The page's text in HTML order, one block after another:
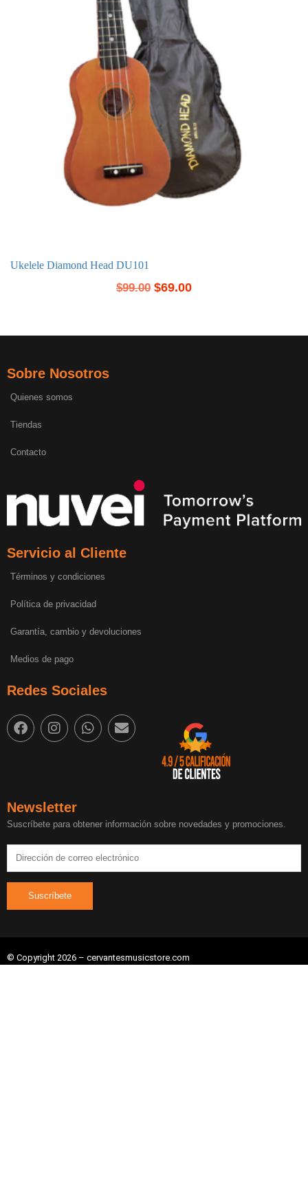
Ukelele Diamond Head DU101
$99.00 $69.00
Sobre Nosotros
Quienes somos
Tiendas
Contacto
Servicio al Cliente
Términos y condiciones
Política de privacidad
Garantía, cambio y devoluciones
Medios de pago
Redes Sociales
Newsletter
Suscríbete para obtener información sobre novedades y promociones.
© Copyright 2026 – cervantesmusicstore.com